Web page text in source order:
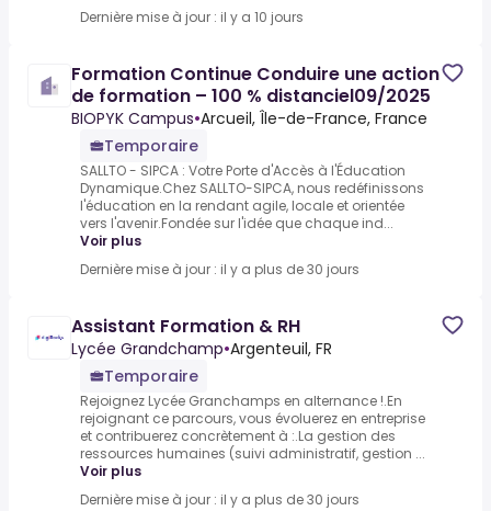
Dernière mise à jour : il y a 10 jours
Formation Continue Conduire une action
de formation – 100 % distanciel09/2025
BIOPYK Campus•Arcueil, Île-de-France, France
Temporaire
SALLTO - SIPCA : Votre Porte d'Accès à l'Éducation
Dynamique.Chez SALLTO-SIPCA, nous redéfinissons
l'éducation en la rendant agile, locale et orientée
vers l'avenir.Fondée sur l'idée que chaque ind...
Voir plus
Dernière mise à jour : il y a plus de 30 jours
Assistant Formation & RH
Lycée Grandchamp•Argenteuil, FR
Temporaire
Rejoignez Lycée Granchamps en alternance !.En
rejoignant ce parcours, vous évoluerez en entreprise
et contribuerez concrètement à :.La gestion des
ressources humaines (suivi administratif, gestion ...
Voir plus
Dernière mise à jour : il y a plus de 30 jours